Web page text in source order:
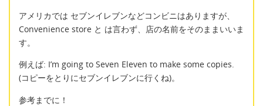
アメリカでは セブンイレブンなどコンビニはありますが、
Convenience store と は言わず、店の名前をそのままいいま
す。
例えば: I’m going to Seven Eleven to make some copies.
(コピーをとりにセブンイレブンに行くね)。
参考までに！